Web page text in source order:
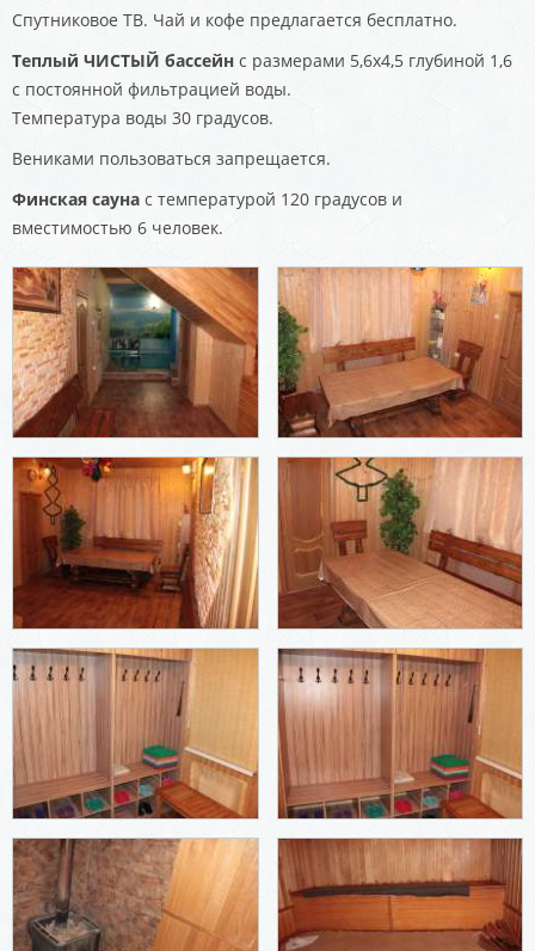
Спутниковое ТВ. Чай и кофе предлагается бесплатно.
Теплый ЧИСТЫЙ бассейн с размерами 5,6х4,5 глубиной 1,6
с постоянной фильтрацией воды.
Температура воды 30 градусов.
Вениками пользоваться запрещается.
Финская сауна с температурой 120 градусов и
вместимостью 6 человек.